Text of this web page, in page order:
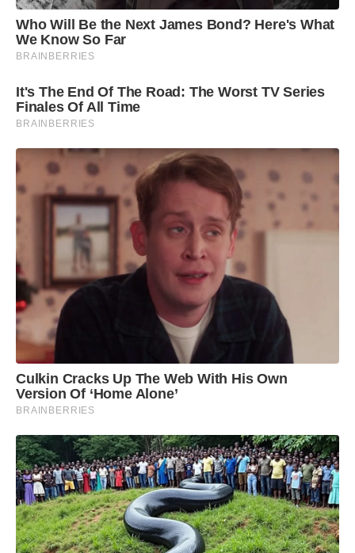
Who Will Be the Next James Bond? Here's What
We Know So Far
BRAINBERRIES
It's The End Of The Road: The Worst TV Series
Finales Of All Time
BRAINBERRIES
Culkin Cracks Up The Web With His Own
Version Of ‘Home Alone’
BRAINBERRIES